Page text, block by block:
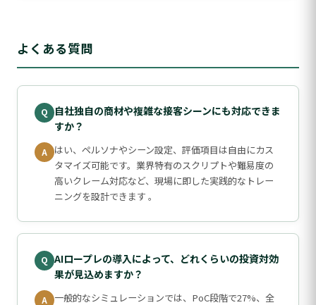
よくある質問
自社独自の商材や複雑な接客シーンにも対応できま
すか？
はい、ペルソナやシーン設定、評価項目は自由にカス
タマイズ可能です。業界特有のスクリプトや難易度の
高いクレーム対応など、現場に即した実践的なトレー
ニングを設計できます 。
AIロープレの導入によって、どれくらいの投資対効
果が見込めますか？
一般的なシミュレーションでは、PoC段階で27%、全